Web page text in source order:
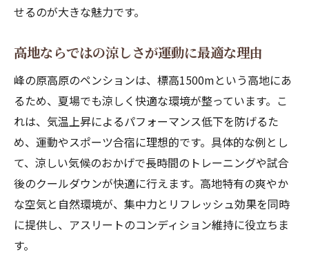
せるのが大きな魅力です。
高地ならではの涼しさが運動に最適な理由
峰の原高原のペンションは、標高1500mという高地にあ
るため、夏場でも涼しく快適な環境が整っています。こ
れは、気温上昇によるパフォーマンス低下を防げるた
め、運動やスポーツ合宿に理想的です。具体的な例とし
て、涼しい気候のおかげで長時間のトレーニングや試合
後のクールダウンが快適に行えます。高地特有の爽やか
な空気と自然環境が、集中力とリフレッシュ効果を同時
に提供し、アスリートのコンディション維持に役立ちま
す。